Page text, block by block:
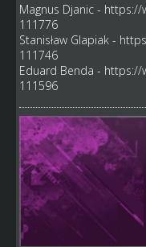
Magnus Djanic - https://
111776
Stanisław Glapiak -
111746
Eduard Benda - https://
111596